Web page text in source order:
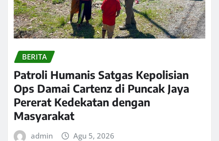
BERITA
Patroli Humanis Satgas Kepolisian
Ops Damai Cartenz di Puncak Jaya
Pererat Kedekatan dengan
Masyarakat
admin Agu 5, 2026